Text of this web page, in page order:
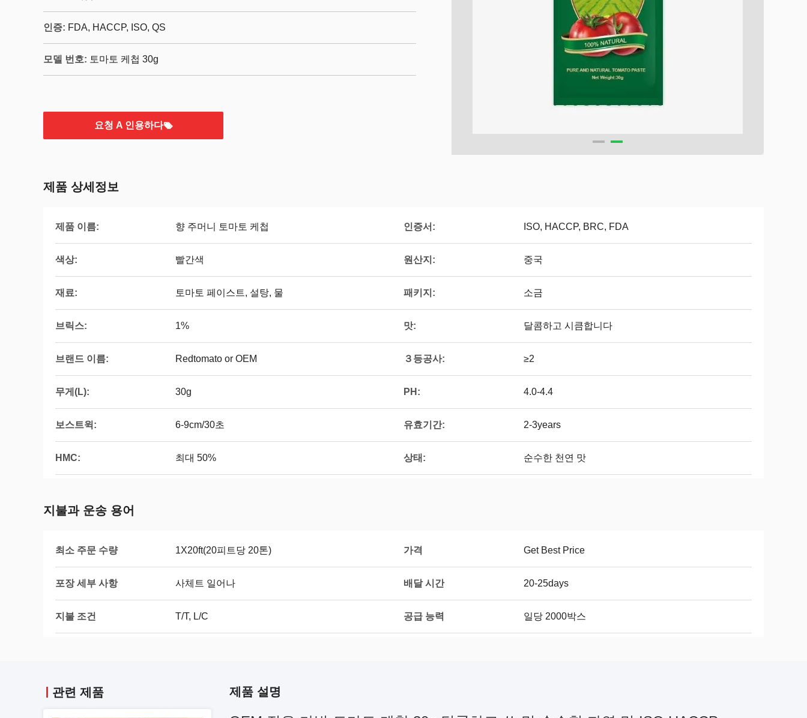
인증: FDA, HACCP, ISO, QS
모델 번호: 토마토 케첩 30g
요청 A 인용하다
제품 상세정보
제품 이름: 향 주머니 토마토 케첩 인증서: ISO, HACCP, BRC, FDA
색상: 빨간색 원산지: 중국
재료: 토마토 페이스트, 설탕, 물 패키지: 소금
브릭스: 1% 맛: 달콤하고 시큼합니다
브랜드 이름: Redtomato or OEM ３등공사: ≥2
무게(L): 30g PH: 4.0-4.4
보스트윅: 6-9cm/30초 유효기간: 2-3years
HMC: 최대 50% 상태: 순수한 천연 맛
지불과 운송 용어
최소 주문 수량 1X20ft(20피트당 20톤) 가격 Get Best Price
포장 세부 사항 사체트 일어나 배달 시간 20-25days
지불 조건 T/T, L/C 공급 능력 일당 2000박스
관련 제품 제품 설명